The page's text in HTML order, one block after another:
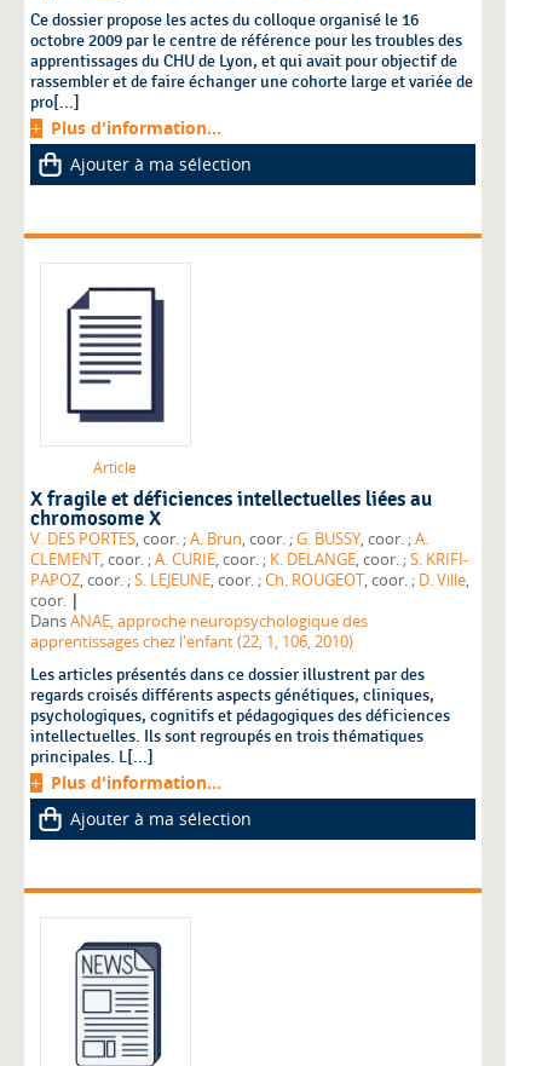
Ce dossier propose les actes du colloque organisé le 16
octobre 2009 par le centre de référence pour les troubles des
apprentissages du CHU de Lyon, et qui avait pour objectif de
rassembler et de faire échanger une cohorte large et variée de
pro[...]
Plus d'information...
Ajouter à ma sélection
Article
X fragile et déficiences intellectuelles liées au
chromosome X
V. DES PORTES , coor. ;A. Brun , coor. ;G. BUSSY , coor. ;A.
CLEMENT
, coor. ;A. CURIE , coor. ; K. DELANGE , coor. ;S. KRIFI-
PAPOZ
, coor. ;S. LEJEUNE , coor. ;Ch. ROUGEOT , coor. ; D. Ville,
coor. |
DansANAE, approche neuropsychologique des
apprentissages chez l'enfant (22, 1, 106, 2010)
Les articles présentés dans ce dossier illustrent par des
regards croisés différents aspects génétiques, cliniques,
psychologiques, cognitifs et pédagogiques des déficiences
intellectuelles. Ils sont regroupés en trois thématiques
principales. L[...]
Plus d'information...
Ajouter à ma sélection